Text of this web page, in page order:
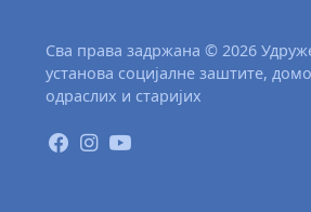
Сва права задржана © 2026
установа социјалне заштите,
одраслих и старијих